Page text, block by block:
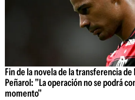
Fin de la novela de la transferencia de
Peñarol: "La operación no se podrá
momento"